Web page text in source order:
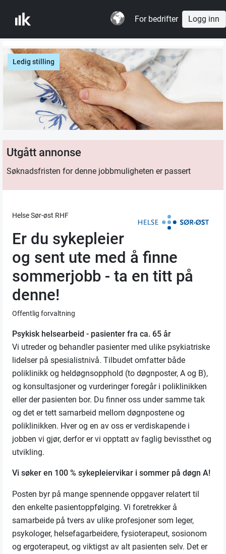
For bedrifter Logg inn
Ledig stilling
Utgått annonse
Søknadsfristen for denne jobbmuligheten er passert
Helse Sør-øst RHF
Er du sykepleier
og sent ute med å finne
sommerjobb - ta en titt på
denne!
Offentlig forvaltning
Psykisk helsearbeid - pasienter fra ca. 65 år
Vi utreder og behandler pasienter med ulike psykiatriske
lidelser på spesialistnivå. Tilbudet omfatter både
poliklinikk og heldøgnsopphold (to døgnposter, A og B),
og konsultasjoner og vurderinger foregår i poliklinikken
eller der pasienten bor. Du finner oss under samme tak
og det er tett samarbeid mellom døgnpostene og
poliklinikken. Hver og en av oss er verdiskapende i
jobben vi gjør, derfor er vi opptatt av faglig bevissthet og
utvikling.
Vi søker en 100 % sykepleiervikar i sommer på døgn A!
Posten byr på mange spennende oppgaver relatert til
den enkelte pasientoppfølging. Vi foretrekker å
samarbeide på tvers av ulike profesjoner som leger,
psykologer, helsefagarbeidere, fysioterapeut, sosionom
og ergoterapeut, og viktigst av alt pasienten selv. Det er